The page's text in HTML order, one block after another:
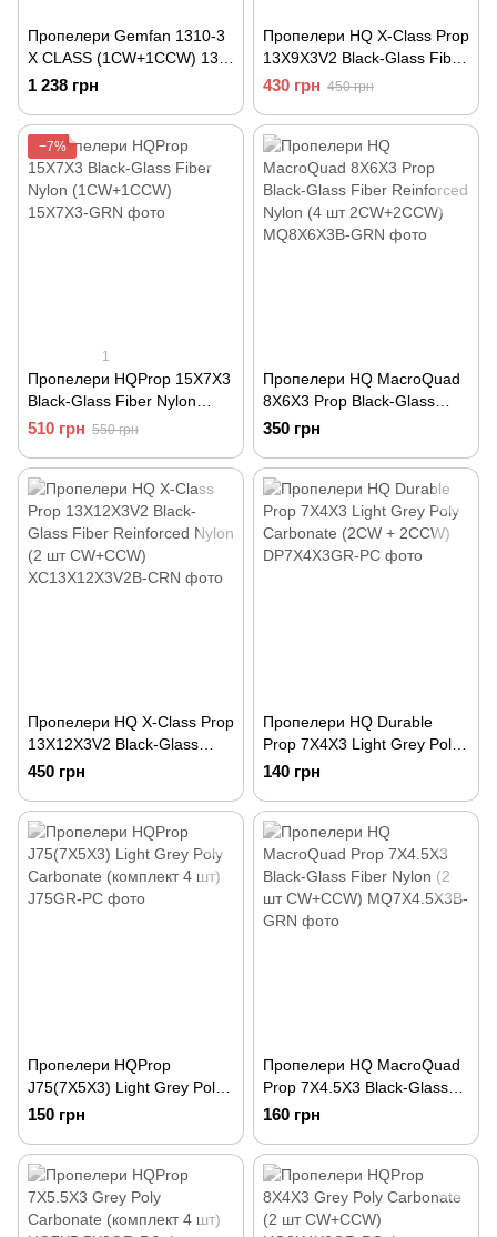
Пропелери Gemfan 1310-3
X CLASS (1CW+1CCW) 13"
2шт (комплект) 1L1R
1 238 грн
Пропелери HQ X-Class Prop
13X9X3V2 Black-Glass Fiber
Reinforced Nylon (2 шт
430 грн 450 грн
−7%
1
Пропелери HQProp 15X7X3
Black-Glass Fiber Nylon
(1CW+1CCW)
510 грн 550 грн
Пропелери HQ MacroQuad
8X6X3 Prop Black-Glass
Fiber Reinforced Nylon (4 шт
350 грн
Пропелери HQ X-Class Prop
13X12X3V2 Black-Glass
Fiber Reinforced Nylon (2 шт
450 грн
Пропелери HQ Durable
Prop 7X4X3 Light Grey Poly
Carbonate (2CW + 2CCW)
140 грн
Пропелери HQProp
J75(7X5X3) Light Grey Poly
Carbonate (комплект 4 шт)
150 грн
Пропелери HQ MacroQuad
Prop 7X4.5X3 Black-Glass
Fiber Nylon (2 шт CW+CCW)
160 грн